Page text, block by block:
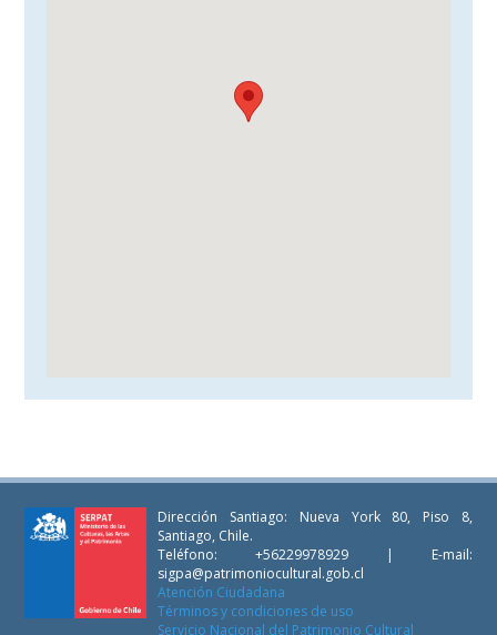
Dirección Santiago: Nueva York 80, Piso 8,
Santiago, Chile.
Teléfono: +56229978929 | E-mail:
sigpa@patrimoniocultural.gob.cl
Atención Ciudadana
Términos y condiciones de uso
Servicio Nacional del Patrimonio Cultural